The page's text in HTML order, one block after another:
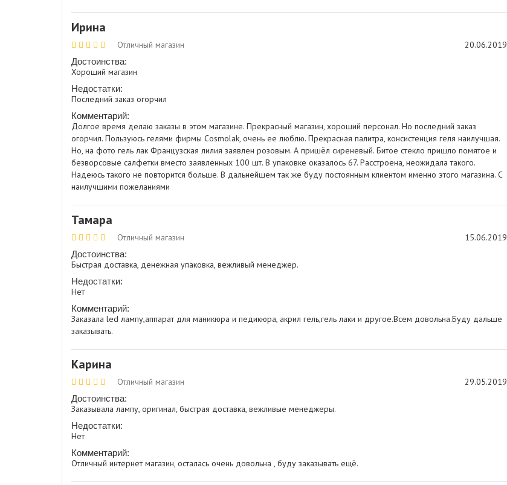
Ирина
Отличный магазин 20.06.2019
Достоинства:
Хороший магазин
Недостатки:
Последний заказ огорчил
Комментарий:
Долгое время делаю заказы в этом магазине. Прекрасный магазин, хороший персонал. Но последний заказ
огорчил. Пользуюсь гелями фирмы Cosmolak, очень ее люблю. Прекрасная палитра, консистенция геля наилучшая.
Но, на фото гель лак Французская лилия заявлен розовым. А пришёл сиреневый. Битое стекло пришло помятое и
безворсовые салфетки вместо заявленных 100 шт. В упаковке оказалось 67. Расстроена, неожидала такого.
Надеюсь такого не повторится больше. В дальнейшем так же буду постоянным клиентом именно этого магазина. С
наилучшими пожеланиями
Тамара
Отличный магазин 15.06.2019
Достоинства:
Быстрая доставка, денежная упаковка, вежливый менеджер.
Недостатки:
Нет
Комментарий:
Заказала led лампу,аппарат для маникюра и педикюра, акрил гель,гель лаки и другое.Всем довольна.Буду дальше
заказывать.
Карина
Отличный магазин 29.05.2019
Достоинства:
Заказывала лампу, оригинал, быстрая доставка, вежливые менеджеры.
Недостатки:
Нет
Комментарий:
Отличный интернет магазин, осталась очень довольна , буду заказывать ещё.